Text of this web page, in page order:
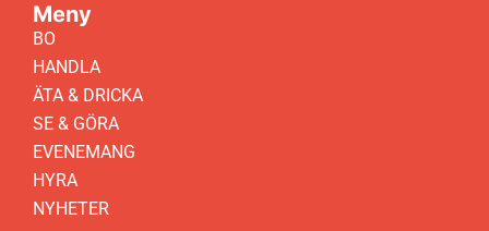
Meny
BO
HANDLA
ÄTA & DRICKA
SE & GÖRA
EVENEMANG
HYRA
NYHETER